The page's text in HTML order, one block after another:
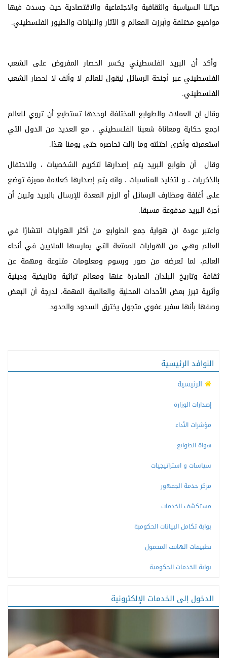
حياتنا السياسية والثقافية والاجتماعية والاقتصادية حيث جسدت فيها
مواضيع مختلفة وأبرزت المعالم و الآثار والنباتات والطيور الفلسطيني.
وأكد أن البريد الفلسطيني يكسر الحصار المفروض على الشعب
الفلسطيني عبر أجنحة الرسائل ليقول للعالم لا وألف لا لحصار الشعب
الفلسطيني.
وقال إن العملات والطوابع المختلفة لوحدها تستطيع أن تروي للعالم
اجمع حكاية ومعاناة شعبنا الفلسطيني ، مع العديد من الدول التي
استعمرته وأخرى احتلته وما زالت تحاصره حتى يومنا هذا.
وقال أن طوابع البريد يتم إصدارها لتكريم الشخصيات ، وللاحتفال
بالذكريات ، و لتخليد المناسبات ، وانه يتم إصدارها كعلامة مميزة توضع
على أغلفة ومظارف الرسائل أو الرزم المعدة للإرسال بالبريد وتبين أن
أجرة البريد مدفوعة مسبقا.
واعتبر عودة ان هواية جمع الطوابع من أكثر الهوايات انتشارًا في
العالم وهي من الهوايات الممتعة التي يمارسها الملايين في أنحاء
العالم، لما تعرضه من صور ورسوم ومعلومات متنوعة ومهمة عن
ثقافة وتاريخ البلدان الصادرة عنها ومعالم تراثية وتاريخية ودينية
وأثرية تبرز بعض الأحداث المحلية والعالمية المهمة، لدرجة أن البعض
وصفها بأنها سفير عفوي متجول يخترق السدود والحدود.
النوافد الرئيسية
الرئيسية
إصدارات الوزارة
مؤشرات الأداء
هواة الطوابع
سياسات و استراتيجيات
مركز خدمة الجمهور
مستكشف الخدمات
بوابة تكامل البيانات الحكومبة
تطبيقات الهاتف المحمول
بوابة الخدمات الحكومية
الدخول إلى الخدمات الإلكترونية